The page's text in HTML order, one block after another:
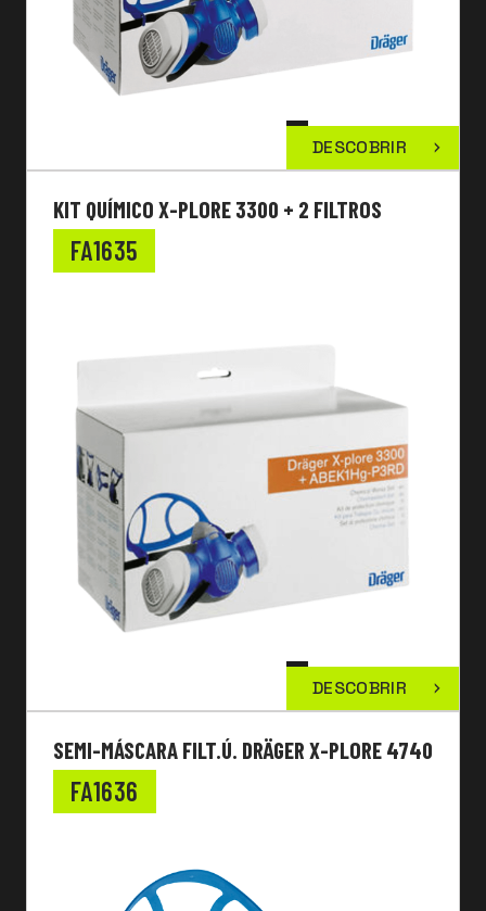
DESCOBRIR
KIT QUÍMICO X-PLORE 3300 + 2 FILTROS
FA1635
DESCOBRIR
SEMI-MÁSCARA FILT.Ú. DRÄGER X-PLORE 4740
FA1636